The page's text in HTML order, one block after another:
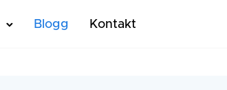
Blogg Kontakt